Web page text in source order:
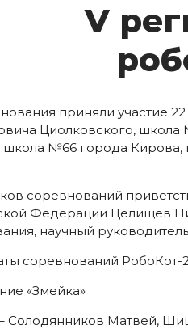
V
приняли участие
Циолковского,
школа №66 города
соревнований
Федерации Целищев
научный
соревнований РобоКот-
«Змейка»
Солодянников Матвей,